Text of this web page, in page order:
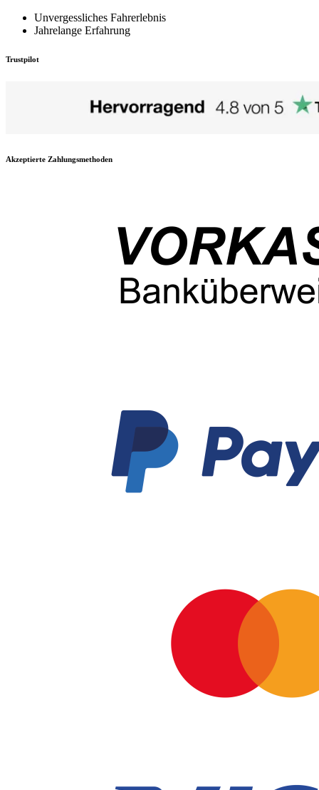
Unvergessliches Fahrerlebnis
Jahrelange Erfahrung
Trustpilot
Akzeptierte Zahlungsmethoden